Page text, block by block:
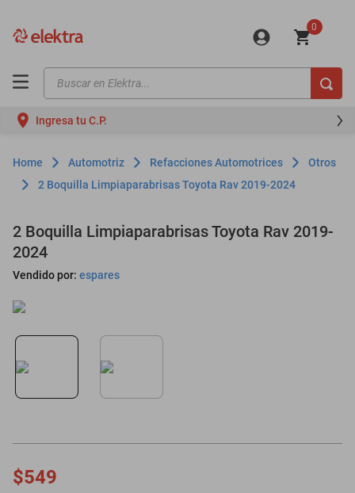
0
Buscar en Elektra...
Ingresa tu C.P.
Automotriz Refacciones Automotrices
Otros
2 Boquilla Limpiaparabrisas Toyota Rav 2019-2024
2 Boquilla Limpiaparabrisas Toyota Rav 2019-
2024
Vendido por: espares
$549
motos
moto
celulares
refrigeradores